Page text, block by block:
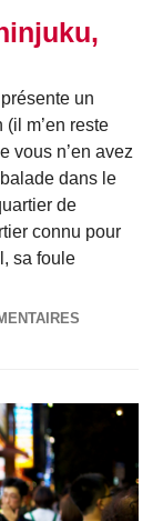
un
m’en reste
vous n’en avez
dans le
de
connu pour
sa foule
Shibuya et